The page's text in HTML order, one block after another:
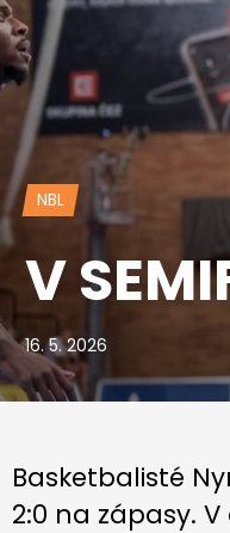
NBL
V
16. 5. 2026
Basketbalisté
2:0 na zápasy.